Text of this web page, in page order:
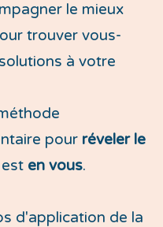
le mieux
trouver vous-
à votre
pour réveler le
en vous.
d'application de la